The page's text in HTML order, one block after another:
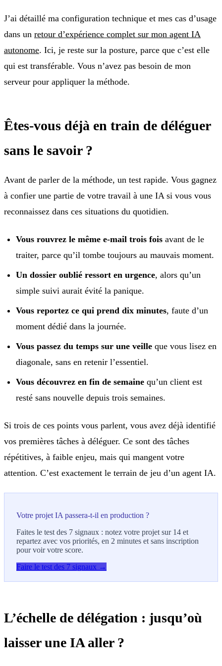
J’ai détaillé ma configuration technique et mes cas d’usage
dans un retour d’expérience complet sur mon agent IA
autonome. Ici, je reste sur la posture, parce que c’est elle
qui est transférable. Vous n’avez pas besoin de mon
serveur pour appliquer la méthode.
Êtes-vous déjà en train de déléguer
sans le savoir ?
Avant de parler de la méthode, un test rapide. Vous gagnez
à confier une partie de votre travail à une IA si vous vous
reconnaissez dans ces situations du quotidien.
Vous rouvrez le même e-mail trois fois avant de le
traiter, parce qu’il tombe toujours au mauvais moment.
Un dossier oublié ressort en urgence, alors qu’un
simple suivi aurait évité la panique.
Vous reportez ce qui prend dix minutes, faute d’un
moment dédié dans la journée.
Vous passez du temps sur une veille que vous lisez en
diagonale, sans en retenir l’essentiel.
Vous découvrez en fin de semaine qu’un client est
resté sans nouvelle depuis trois semaines.
Si trois de ces points vous parlent, vous avez déjà identifié
vos premières tâches à déléguer. Ce sont des tâches
répétitives, à faible enjeu, mais qui mangent votre
attention. C’est exactement le terrain de jeu d’un agent IA.
Votre projet IA passera-t-il en production ?
Faites le test des 7 signaux : notez votre projet sur 14 et
repartez avec vos priorités, en 2 minutes et sans inscription
pour voir votre score.
Faire le test des 7 signaux →
L’échelle de délégation : jusqu’où
laisser une IA aller ?